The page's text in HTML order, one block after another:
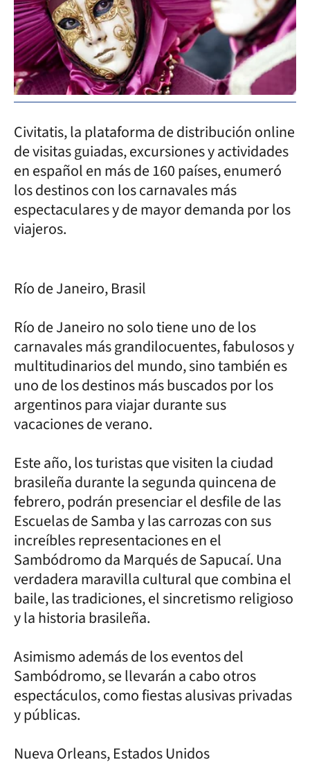
Civitatis, la plataforma de distribución online
de visitas guiadas, excursiones y actividades
en español en más de 160 países, enumeró
los destinos con los carnavales más
espectaculares y de mayor demanda por los
viajeros.
Río de Janeiro, Brasil
Río de Janeiro no solo tiene uno de los
carnavales más grandilocuentes, fabulosos y
multitudinarios del mundo, sino también es
uno de los destinos más buscados por los
argentinos para viajar durante sus
vacaciones de verano.
Este año, los turistas que visiten la ciudad
brasileña durante la segunda quincena de
febrero, podrán presenciar el desfile de las
Escuelas de Samba y las carrozas con sus
increíbles representaciones en el
Sambódromo da Marqués de Sapucaí. Una
verdadera maravilla cultural que combina el
baile, las tradiciones, el sincretismo religioso
y la historia brasileña.
Asimismo además de los eventos del
Sambódromo, se llevarán a cabo otros
espectáculos, como fiestas alusivas privadas
y públicas.
Nueva Orleans, Estados Unidos